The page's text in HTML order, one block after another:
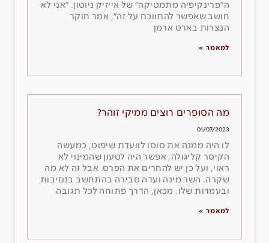
ה״פרינקיפיה מתמטיקה״ של אייזיק ניוטון. ״אני לא
חושב שאפשר להתווכח על זה״, אמר חוקר
הנצרות בארט ארמן
למאמר »
מה הסופרים רוצים ממיקי זוהר?
01/07/2023
לו היה ממנה את סוסו לוועדת שיפוט, כמעשה
הקיסר קליגולה, אפשר היה לטעון שהמינוי לא
ראוי, ועל כן יש להחרים את הפרס. אבל זה לא מה
שקרה. השר מינה ועדה סבירה בהתחשב בנסיבות
ובעמדות שלו. מכאן, הדרך פתוחה לכל תגובה
למאמר »